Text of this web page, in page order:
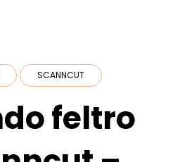
SCANNCUT
feltro